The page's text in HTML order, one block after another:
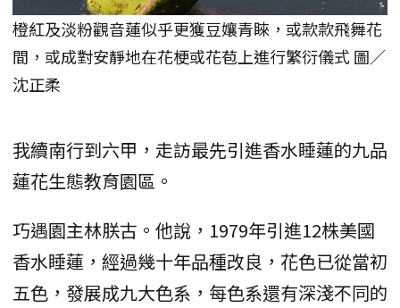
橙紅及淡粉觀音蓮似乎更獲豆孃青睞，或款款飛舞花
間，或成對安靜地在花梗或花苞上進行繁衍儀式 圖／
沈正柔
我續南行到六甲，走訪最先引進香水睡蓮的九品
蓮花生態教育園區。
巧遇園主林朕古。他說，1979年引進12株美國
香水睡蓮，經過幾十年品種改良，花色已從當初
五色，發展成九大色系，每色系還有深淺不同的